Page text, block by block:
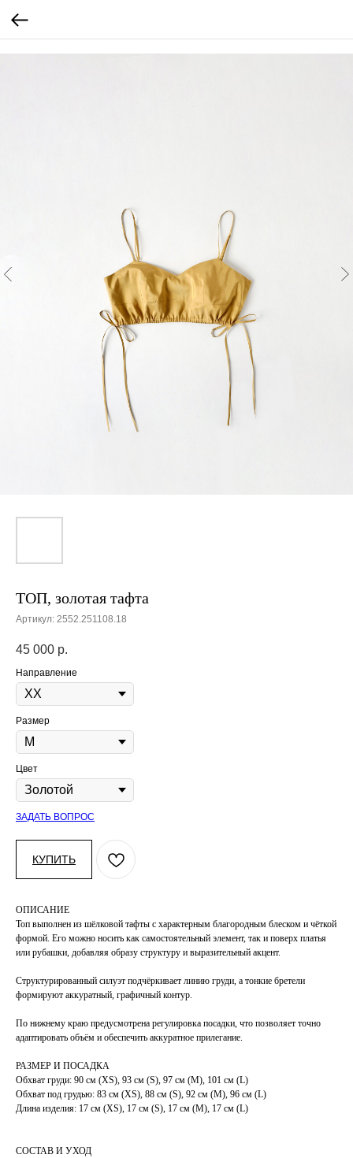
ТОП, золотая тафта
Артикул: 2552.251108.18
45 000 р.
Направление
Размер
Цвет
ЗАДАТЬ ВОПРОС
КУПИТЬ
ОПИСАНИЕ
Топ выполнен из шёлковой тафты с характерным благородным блеском и чёткой
формой. Его можно носить как самостоятельный элемент, так и поверх платья
или рубашки, добавляя образу структуру и выразительный акцент.
Структурированный силуэт подчёркивает линию груди, а тонкие бретели
формируют аккуратный, графичный контур.
По нижнему краю предусмотрена регулировка посадки, что позволяет точно
адаптировать объём и обеспечить аккуратное прилегание.
РАЗМЕР И ПОСАДКА
Обхват груди: 90 см (ХS), 93 см (S), 97 cм (М), 101 см (L)
Обхват под грудью: 83 см (ХS), 88 см (S), 92 cм (М), 96 см (L)
Длина изделия: 17 см (ХS), 17 см (S), 17 cм (М), 17 см (L)
СОСТАВ И УХОД